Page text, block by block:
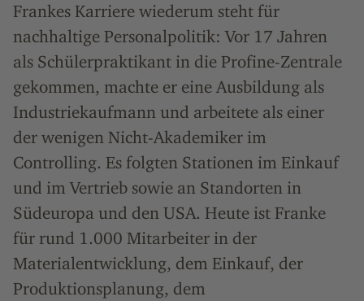
Frankes Karriere wiederum steht für
nachhaltige Personalpolitik: Vor 17 Jahren
als Schülerpraktikant in die Profine-Zentrale
gekommen, machte er eine Ausbildung als
Industriekaufmann und arbeitete als einer
der wenigen Nicht-Akademiker im
Controlling. Es folgten Stationen im Einkauf
und im Vertrieb sowie an Standorten in
Südeuropa und den USA. Heute ist Franke
für rund 1.000 Mitarbeiter in der
Materialentwicklung, dem Einkauf, der
Produktionsplanung, dem